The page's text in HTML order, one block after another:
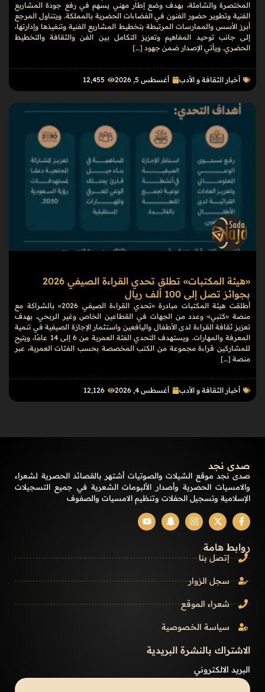
المختصرة والشاملة، بهدف وضع إطار مهني يسهم في رفع جودة المشاريع
الفنية وتطوير حضور الفنون في الفضاءات الحضرية بالمملكة. ويتناول المرجع
أبرز الأسس والممارسات المرتبطة بتخطيط المشاريع الفنية وتنفيذها وإدارتها،
إلى جانب توحيد المفاهيم وتعزيز التكامل بين الفن والثقافة والتخطيط
الحضري. ويأتي الإصدار ضمن جهود […]
أخبار الثقافة و الأدب أغسطس 5, 2026 12٬455
«هيئة المكتبات» تطلق تحدي القراءة الصيفي 2026
بجوائز تصل إلى 100 ألف ريال
أطلقت هيئة المكتبات مبادرة «تحدي القراءة الصيفي 2026» بالشراكة مع
منصة «كتبي» وعدد من الجهات في القطاعين الخاص وغير الربحي، بهدف
تعزيز ثقافة القراءة لدى الأطفال واليافعين واستثمار الإجازة الصيفية في تنمية
المعرفة والمهارات. ويستهدف التحدي الفئة العمرية من 6 إلى 14 عامًا، ويتيح
للمشاركين قراءة مجموعة من الكتب المخصصة بحسب الفئات العمرية، عبر
منصة […]
أخبار الثقافة و الأدب أغسطس 4, 2026 12٬126
صدى نجد
صدى نجد موقع الشيلات والصوتيات أشتهر بالقصائد الحصرية لشعراء
والامسيات الحصرية وأصدار الألبومات الشعرية في جميع التسجيلات
الإسلامية وتسجيل الحفلات وتنظيم الامسيات والصفوف
روابط هامة
إتصل بنا
سجل الزوار
شعراء الموقع
سياسة الخصوصية
الاشتراك بالنشرة البريدية
البريد الالكتروني